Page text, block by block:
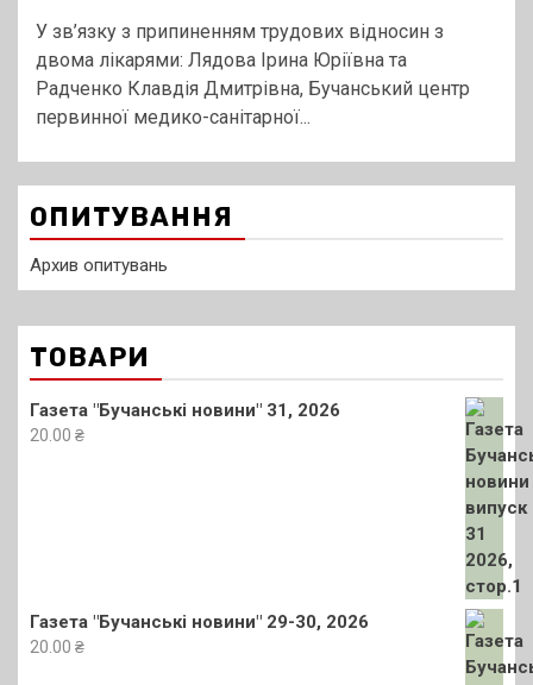
У зв’язку з припиненням трудових відносин з
двома лікарями: Лядова Ірина Юріївна та
Радченко Клавдія Дмитрівна, Бучанський центр
первинної медико-санітарної...
ОПИТУВАННЯ
Архив опитувань
ТОВАРИ
Газета "Бучанські новини" 31, 2026
20.00 ₴
Газета "Бучанські новини" 29-30, 2026
20.00 ₴